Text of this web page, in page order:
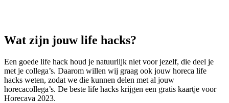
Wat zijn jouw life hacks?
Een goede life hack houd je natuurlijk niet voor jezelf, die deel je
met je collega’s. Daarom willen wij graag ook jouw horeca life
hacks weten, zodat we die kunnen delen met al jouw
horecacollega’s. De beste life hacks krijgen een gratis kaartje voor
Horecava 2023.